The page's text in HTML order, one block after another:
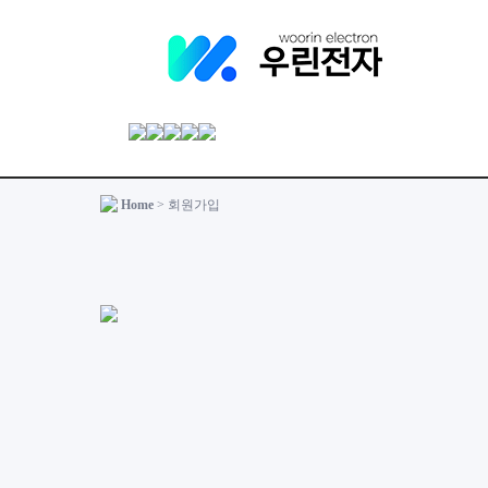
Home > 회원가입